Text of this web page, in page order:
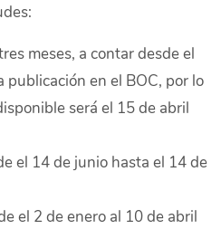
meses, a contar desde el
publicación en el BOC, por lo
será el 15 de abril
el 14 de junio hasta el 14 de
el 2 de enero al 10 de abril